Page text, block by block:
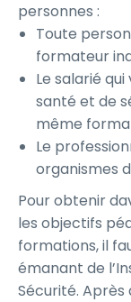
personnes :
Toute
formateur
Le salarié
santé et de
même
Le
organismes
Pour obtenir
les objectifs
formations, il
émanant de
Sécurité. Après